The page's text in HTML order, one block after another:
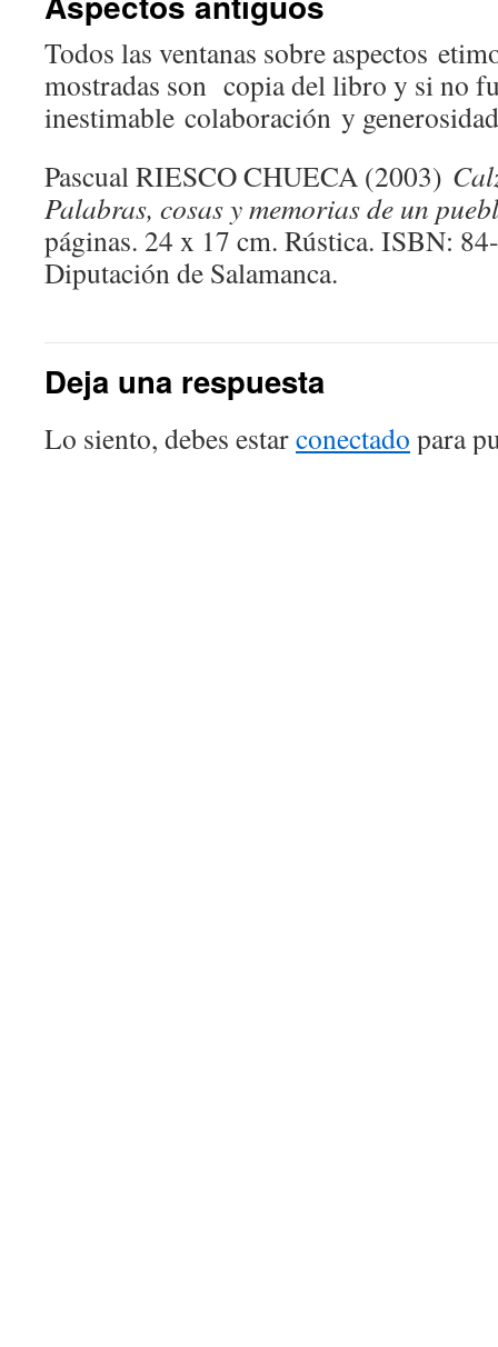
Todos las ventanas sobre aspectos
mostradas son copia del libro y si no
inestimable colaboración y
Pascual RIESCO CHUECA (2003)
Palabras, cosas y memorias de un
páginas. 24 x 17 cm. Rústica. ISBN:
Diputación de Salamanca.
Deja una respuesta
Lo siento, debes estarconectado para